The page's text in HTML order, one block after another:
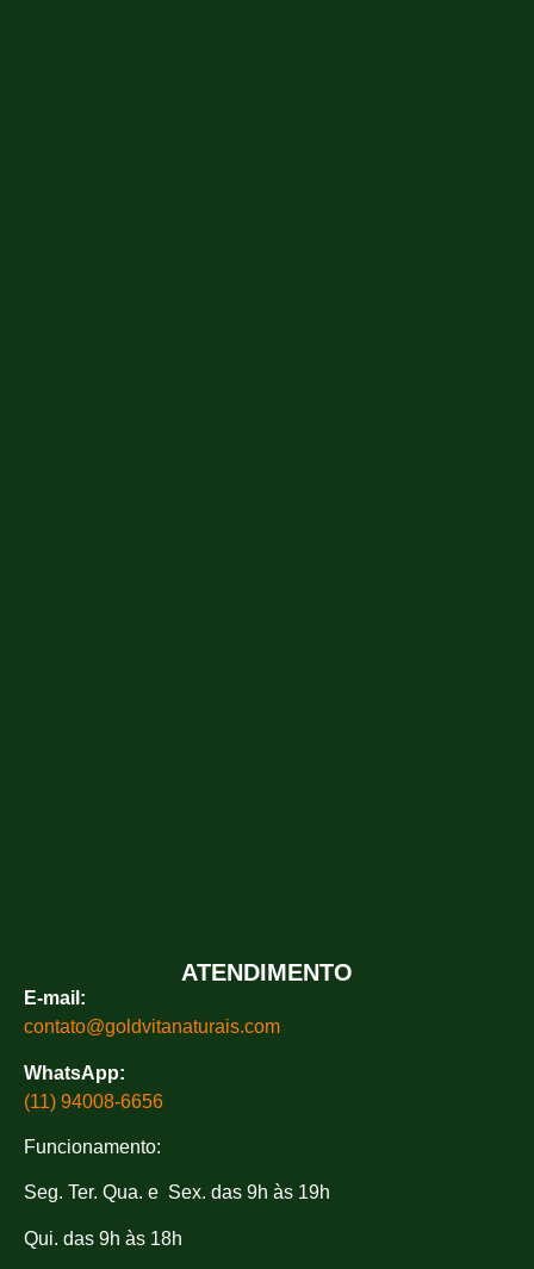
ATENDIMENTO
E-mail:
contato@goldvitanaturais.com
WhatsApp:
(11) 94008-6656
Funcionamento:
Seg. Ter. Qua. e Sex. das 9h às 19h
Qui. das 9h às 18h